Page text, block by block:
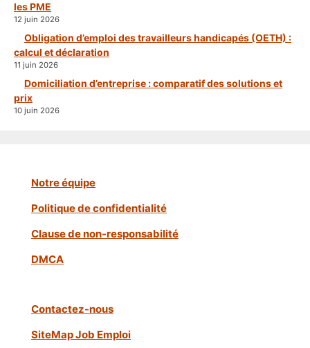
les PME
12 juin 2026
Obligation d’emploi des travailleurs handicapés (OETH) :
calcul et déclaration
11 juin 2026
Domiciliation d’entreprise : comparatif des solutions et
prix
10 juin 2026
Notre équipe
Politique de confidentialité
Clause de non-responsabilité
DMCA
Contactez-nous
SiteMap Job Emploi